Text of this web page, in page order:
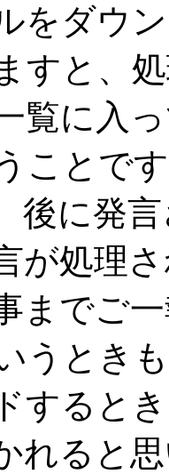
ダウン
すと、
覧に入
ことで
後に発
が処理
までご
うとき
すると
れると